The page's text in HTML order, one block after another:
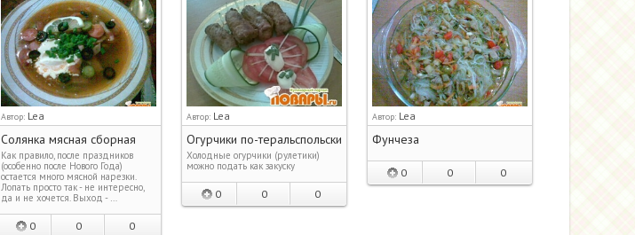
Автор: Lea
Солянка мясная сборная
Как правило, после праздников
(особенно после Нового Года)
остается много мясной нарезки.
Лопать просто так - не интересно,
да и не хочется. Выход - …
0 0 0
Автор: Lea
Огурчики по-теральспольски
Холодные огурчики (рулетики)
можно подать как закуску
0 0 0
Автор: Lea
Фунчеза
0 0 0